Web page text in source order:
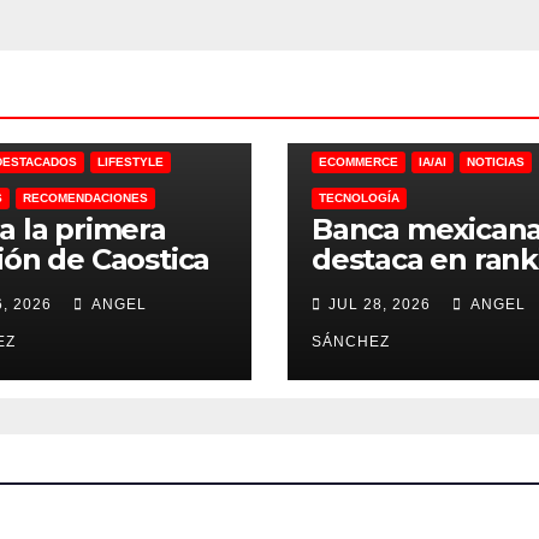
LIFESTYLE
RECOMENDACIONES
la primera
de Caostica
2026 ANGEL
ECOMMERCE IA/AI NOTICIAS
TECNOLOGÍA
Banca
destaca en
JUL 28, 2026 ANGEL
SÁNCHEZ